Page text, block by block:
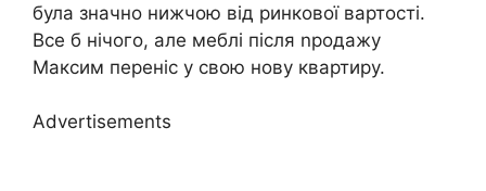
була значно нижчою від ринкової вартості.
Все б нічого, але меблі після nродажу
Максим переніс у свою нову квартиру.
Advertisements